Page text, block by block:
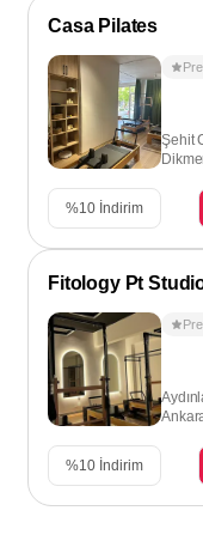
Casa Pilates
Şehit
%10 İndirim
Fitology Pt
%10 İndirim